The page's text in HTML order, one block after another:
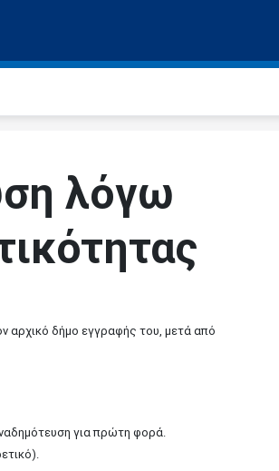
λόγω
αρχικό δήμο εγγραφής του, μετά από
για πρώτη φορά.